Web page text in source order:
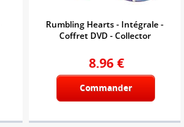
Rumbling Hearts - Intégrale -
Coffret DVD - Collector
8.96 €
Commander